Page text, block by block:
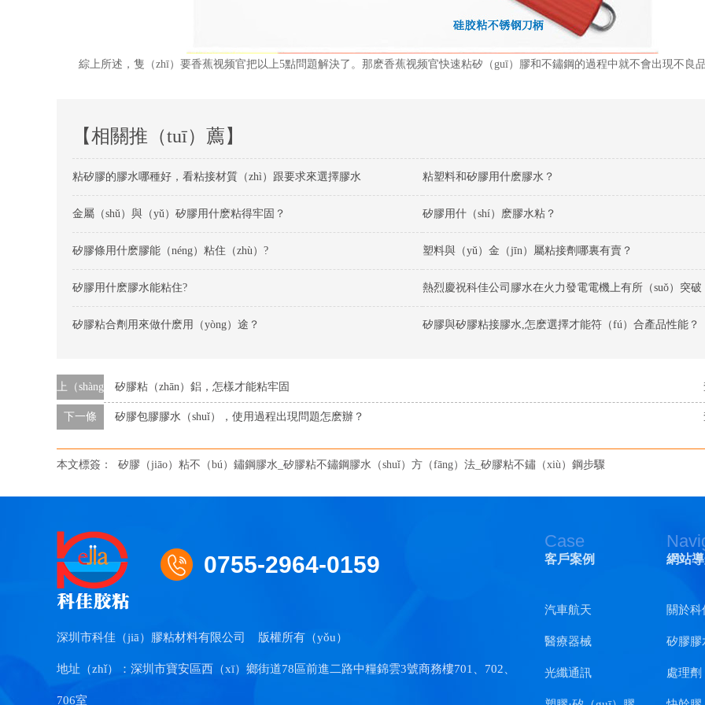
綜上所述，隻（zhī）要香蕉视频官把以上5點問題解決了。那麽香蕉视频官快速粘矽（guī）膠和不鏽鋼的過程中就不會出現不良品
【相關推（tuī）薦】
粘矽膠的膠水哪種好，看粘接材質（zhì）跟要求來選擇膠水 粘塑料和矽膠用什麽膠水？
金屬（shǔ）與（yǔ）矽膠用什麽粘得牢固？ 矽膠用什（shí）麽膠水粘？
矽膠條用什麽膠能（néng）粘住（zhù）? 塑料與（yǔ）金（jīn）屬粘接劑哪裏有賣？
矽膠用什麽膠水能粘住? 熱烈慶祝科佳公司膠水在火力發電電機上有所（suǒ）突破
矽膠粘合劑用來做什麽用（yòng）途？ 矽膠與矽膠粘接膠水,怎麽選擇才能符（fú）合產品性能？
上（shàng）一條矽膠粘（zhān）鋁，怎樣才能粘牢固
下一條 矽膠包膠膠水（shuǐ），使用過程出現問題怎麽辦？
本文標簽： 矽膠（jiāo）粘不（bú）鏽鋼膠水_矽膠粘不鏽鋼膠水（shuǐ）方（fāng）法_矽膠粘不鏽（xiù）鋼步驟
0755-2964-0159
深圳市科佳（jiā）膠粘材料有限公司 版權所有（yǒu）
地址（zhǐ）：深圳市寶安區西（xī）鄉街道78區前進二路中糧錦雲3號商務樓701、702、
706室
Case
客戶案例
汽車航天
醫療器械
光纖通訊
網站
關於科
矽膠膠
處理劑